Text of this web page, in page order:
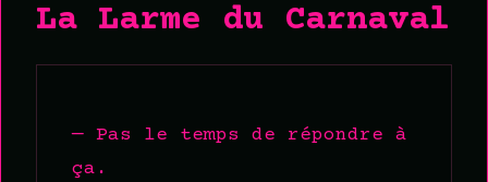
La Larme du Carnaval
— Pas le temps de répondre à
ça.